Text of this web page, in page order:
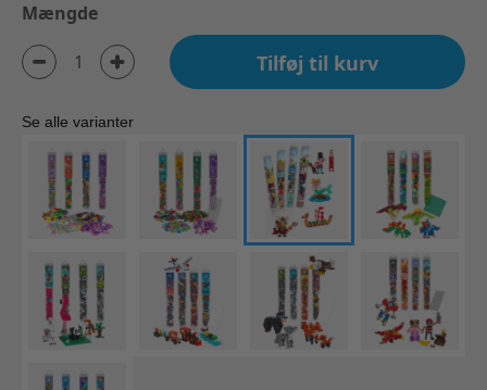
Mængde
Tilføj til kurv
Se alle varianter